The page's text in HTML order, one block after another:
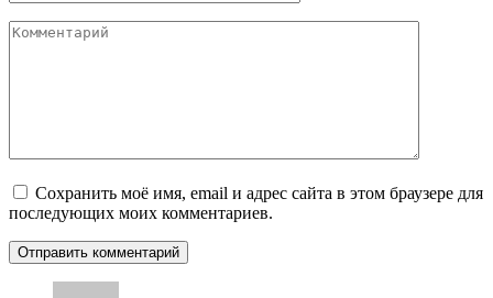
Комментарий
Сохранить моё имя, email и адрес сайта в этом браузере для
последующих моих комментариев.